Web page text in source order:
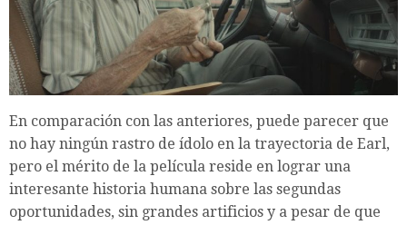
En comparación con las anteriores, puede parecer que
no hay ningún rastro de ídolo en la trayectoria de Earl,
pero el mérito de la película reside en lograr una
interesante historia humana sobre las segundas
oportunidades, sin grandes artificios y a pesar de que